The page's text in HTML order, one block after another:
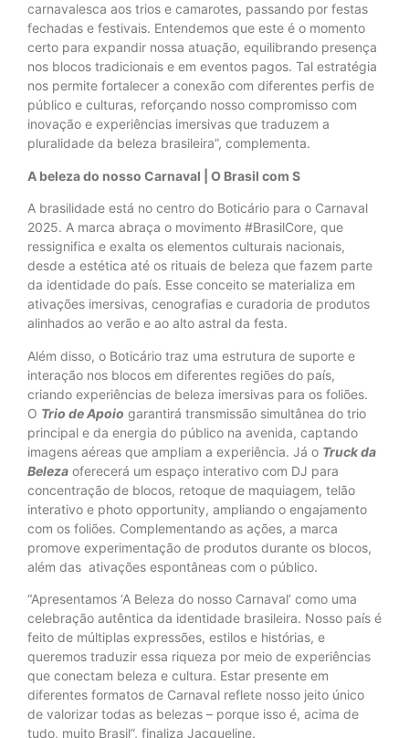
carnavalesca aos trios e camarotes, passando por festas
fechadas e festivais. Entendemos que este é o momento
certo para expandir nossa atuação, equilibrando presença
nos blocos tradicionais e em eventos pagos. Tal estratégia
nos permite fortalecer a conexão com diferentes perfis de
público e culturas, reforçando nosso compromisso com
inovação e experiências imersivas que traduzem a
pluralidade da beleza brasileira”, complementa.
A beleza do nosso Carnaval | O Brasil com S
A brasilidade está no centro do Boticário para o Carnaval
2025. A marca abraça o movimento #BrasilCore, que
ressignifica e exalta os elementos culturais nacionais,
desde a estética até os rituais de beleza que fazem parte
da identidade do país. Esse conceito se materializa em
ativações imersivas, cenografias e curadoria de produtos
alinhados ao verão e ao alto astral da festa.
Além disso, o Boticário traz uma estrutura de suporte e
interação nos blocos em diferentes regiões do país,
criando experiências de beleza imersivas para os foliões.
O Trio de Apoio garantirá transmissão simultânea do trio
principal e da energia do público na avenida, captando
imagens aéreas que ampliam a experiência. Já o Truck da
Beleza oferecerá um espaço interativo com DJ para
concentração de blocos, retoque de maquiagem, telão
interativo e photo opportunity, ampliando o engajamento
com os foliões. Complementando as ações, a marca
promove experimentação de produtos durante os blocos,
além das ativações espontâneas com o público.
“Apresentamos ‘A Beleza do nosso Carnaval’ como uma
celebração autêntica da identidade brasileira. Nosso país é
feito de múltiplas expressões, estilos e histórias, e
queremos traduzir essa riqueza por meio de experiências
que conectam beleza e cultura. Estar presente em
diferentes formatos de Carnaval reflete nosso jeito único
de valorizar todas as belezas – porque isso é, acima de
tudo, muito Brasil”, finaliza Jacqueline.